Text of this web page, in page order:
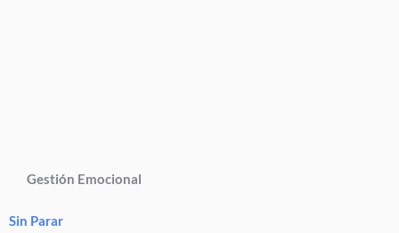
Gestión Emocional
Sin Parar